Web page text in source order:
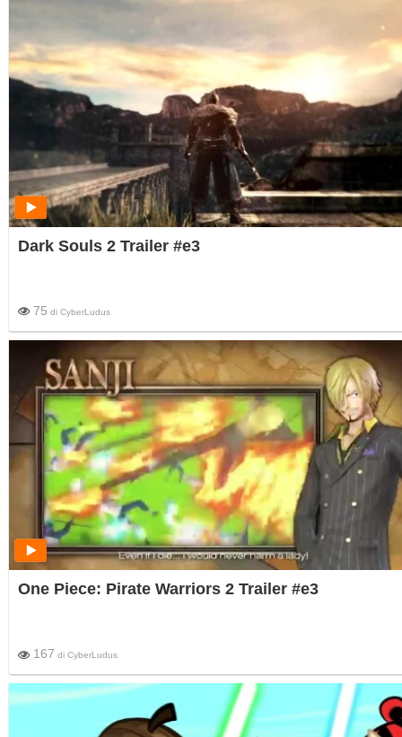
Dark Souls 2 Trailer #e3
75 di CyberLudus
One Piece: Pirate Warriors 2 Trailer #e3
167 di CyberLudus